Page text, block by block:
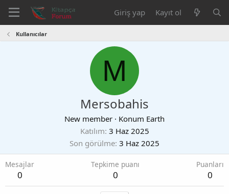
Giriş yap Kayıt ol
Kullanıcılar
M
Mersobahis
New member · Konum Earth
Katılım 3 Haz 2025
Son görülme 3 Haz 2025
Mesajlar
0
Tepkime puanı
0
Puanları
0